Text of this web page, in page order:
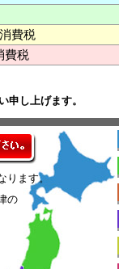
費税
費税
申し上げます。
ります。
の